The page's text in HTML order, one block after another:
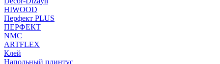
HIWOOD
Перфект PLUS
ПЕРФЕКТ
NMC
ARTFLEX
Клей
Напольный плинтус